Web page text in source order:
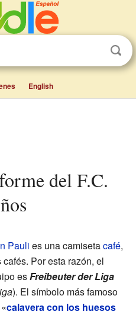
English
Pauli es una camisetacafé,
cafés. Por esta razón, el
esFreibeuter der Liga
). El símbolo más famoso
calavera con los huesos